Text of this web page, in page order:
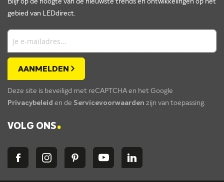
Blijf op de hoogte van de nieuwste trends en ontwikkelingen op het
gebied van LEDdirect.
AANMELDEN
Deze site is beveiligd met reCAPTCHA en het Google
Privacybeleid en de Servicevoorwaarden zijn van toepassing.
VOLG ONS.